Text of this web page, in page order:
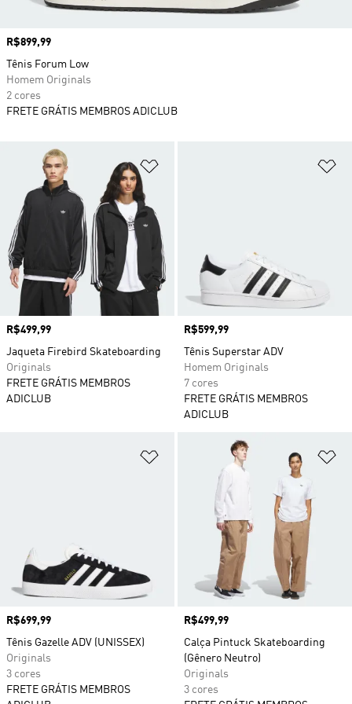
Preço
R$499,99
Jaqueta Firebird Skateboarding
Originals
FRETE GRÁTIS MEMBROS
ADICLUB
Preço
R$599,99
Tênis Superstar ADV
Homem Originals
7 cores
FRETE GRÁTIS MEMBROS
ADICLUB
Adicionar à Lista de Desejos
Preço
R$699,99
Tênis Gazelle ADV (UNISSEX)
Originals
3 cores
FRETE GRÁTIS MEMBROS
Preço
R$499,99
Calça Pintuck Skateboarding
(Gênero Neutro)
Originals
3 cores
Preço
R$899,99
Tênis Forum Low
Homem Originals
2 cores
FRETE GRÁTIS MEMBROS ADICLUB